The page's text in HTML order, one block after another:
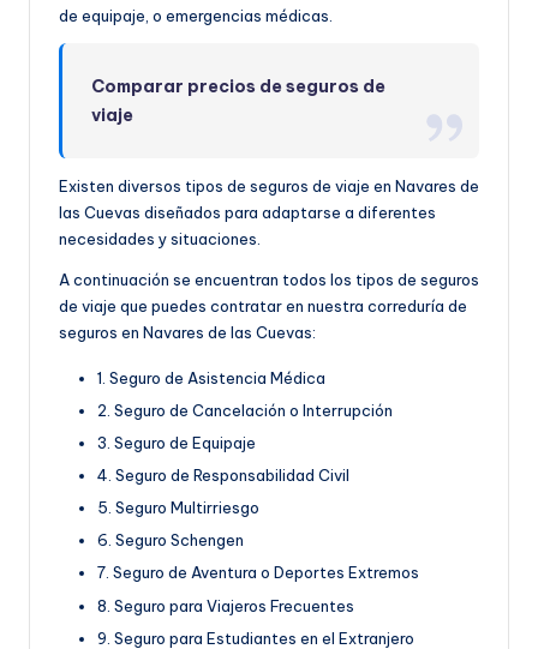
de equipaje, o emergencias médicas.
Comparar precios de seguros de
viaje
Existen diversos tipos de seguros de viaje en Navares de
las Cuevas diseñados para adaptarse a diferentes
necesidades y situaciones.
A continuación se encuentran todos los tipos de seguros
de viaje que puedes contratar en nuestra correduría de
seguros en Navares de las Cuevas:
1. Seguro de Asistencia Médica
2. Seguro de Cancelación o Interrupción
3. Seguro de Equipaje
4. Seguro de Responsabilidad Civil
5. Seguro Multirriesgo
6. Seguro Schengen
7. Seguro de Aventura o Deportes Extremos
8. Seguro para Viajeros Frecuentes
9. Seguro para Estudiantes en el Extranjero